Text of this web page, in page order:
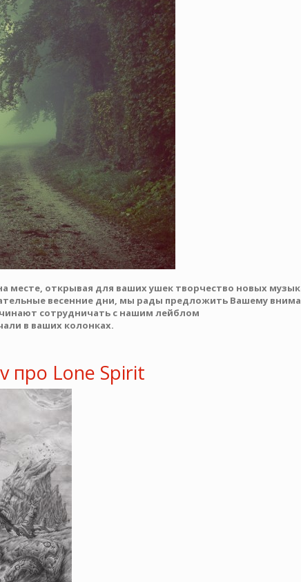
месте, открывая для ваших ушек творчество новых
весенние дни, мы рады предложить Вашему
сотрудничать с нашим лейблом
в ваших колонках.
про Lone Spirit